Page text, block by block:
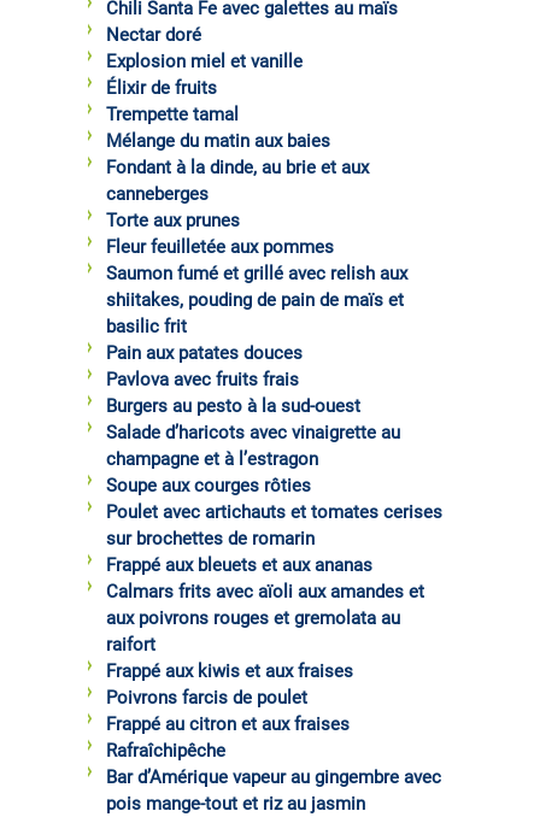
Chili Santa Fe avec galettes au maïs
Nectar doré
Explosion miel et vanille
Élixir de fruits
Trempette tamal
Mélange du matin aux baies
Fondant à la dinde, au brie et aux
canneberges
Torte aux prunes
Fleur feuilletée aux pommes
Saumon fumé et grillé avec relish aux
shiitakes, pouding de pain de maïs et
basilic frit
Pain aux patates douces
Pavlova avec fruits frais
Burgers au pesto à la sud-ouest
Salade d’haricots avec vinaigrette au
champagne et à l’estragon
Soupe aux courges rôties
Poulet avec artichauts et tomates cerises
sur brochettes de romarin
Frappé aux bleuets et aux ananas
Calmars frits avec aïoli aux amandes et
aux poivrons rouges et gremolata au
raifort
Frappé aux kiwis et aux fraises
Poivrons farcis de poulet
Frappé au citron et aux fraises
Rafraîchipêche
Bar d’Amérique vapeur au gingembre avec
pois mange-tout et riz au jasmin